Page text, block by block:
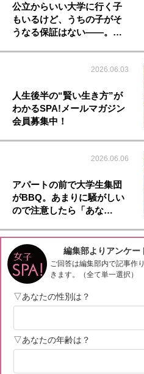
公立からいい大学に行く子
もいるけど、うちの子がそ
うなる保証はない――。…
2026.06.03
人生後半の“賢い生き方”が
わかるSPA!メールマガジン
会員募集中！
2026.06.06
アパートの前で大学生集団
がBBQ。あまりに騒がしい
ので注意したら「あな…